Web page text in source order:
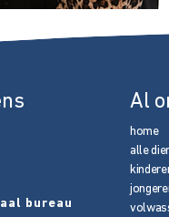
bureau
Al
home
alle